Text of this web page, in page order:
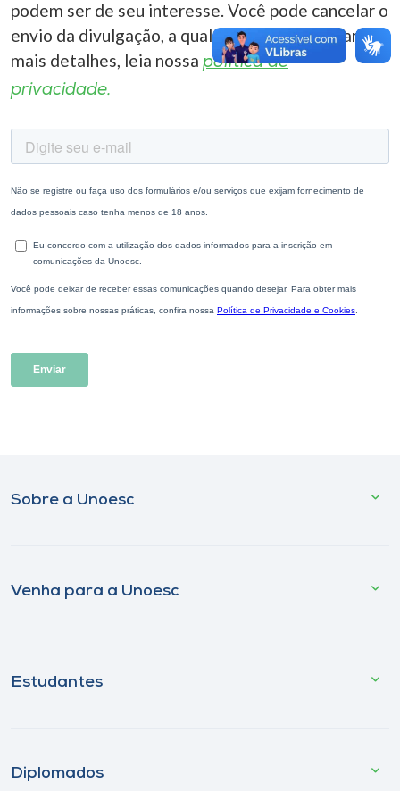
podem ser de seu interesse. Você pode cancelar o
envio da divulgação, a qualquer momento. Para
mais detalhes, leia nossa política de
privacidade.
Sobre a Unoesc
Venha para a Unoesc
Estudantes
Diplomados